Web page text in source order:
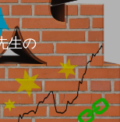
生の体